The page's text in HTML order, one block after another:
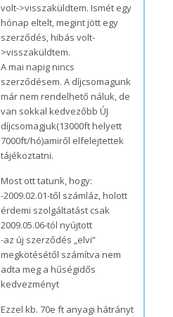
volt->visszaküldtem. Ismét egy
hónap eltelt, megint jött egy
szerződés, hibás volt-
>visszaküldtem.
A mai napig nincs
szerződésem. A díjcsomagunk
már nem rendelhető náluk, de
van sokkal kedvezőbb ÚJ
díjcsomagjuk(13000ft helyett
7000ft/hó)amiről elfelejtettek
tájékoztatni.
Most ott tatunk, hogy:
-2009.02.01-től számláz, holott
érdemi szolgáltatást csak
2009.05.06-tól nyújtott
-az új szerződés „elvi”
megkötésétől számítva nem
adta meg a hűségidős
kedvezményt
Ezzel kb. 70e ft anyagi hátrányt